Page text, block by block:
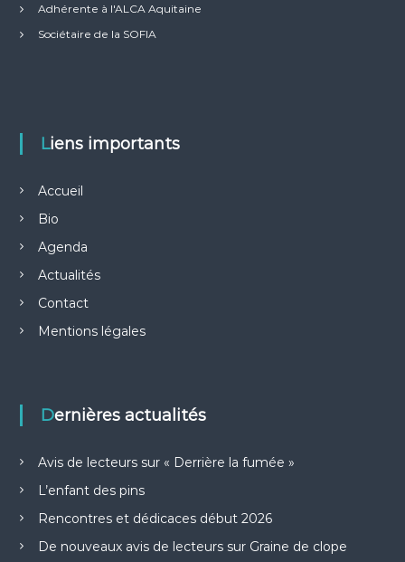
Adhérente à l'ALCA Aquitaine
Sociétaire de la SOFIA
Liens importants
Accueil
Bio
Agenda
Actualités
Contact
Mentions légales
Dernières actualités
Avis de lecteurs sur « Derrière la fumée »
L’enfant des pins
Rencontres et dédicaces début 2026
De nouveaux avis de lecteurs sur Graine de clope